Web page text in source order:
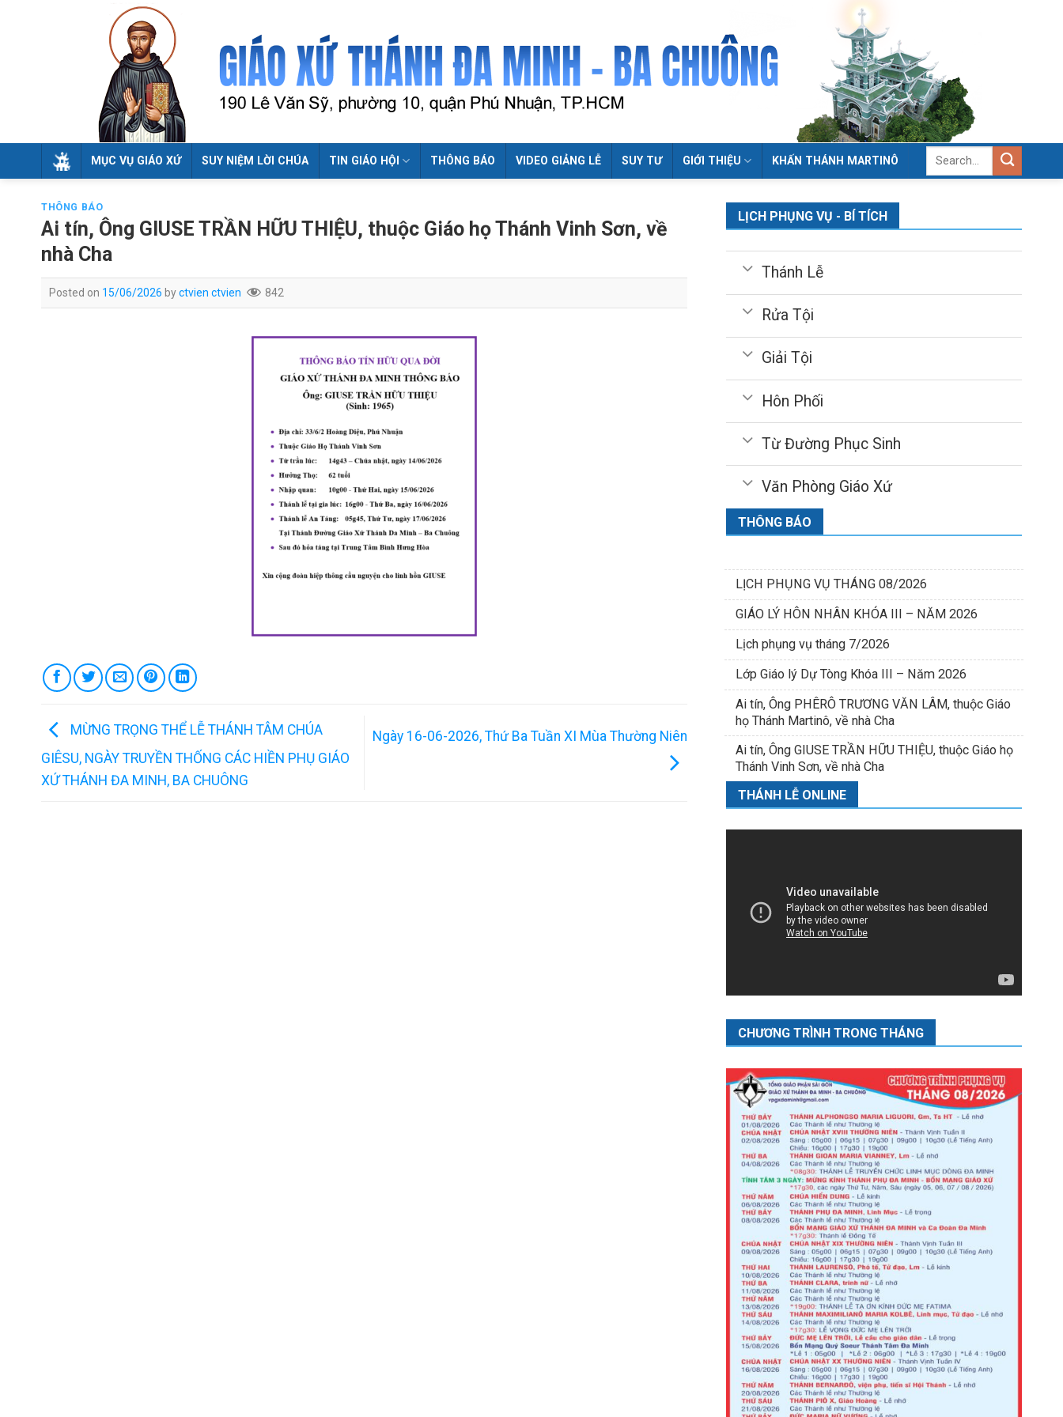
MỤC VỤ GIÁO XỨ SUY NIỆM LỜI CHÚA TIN GIÁO HỘI THÔNG BÁO VIDEO GIẢNG LỄ SUY TƯ GIỚI THIỆU KHẤN THÁNH MARTINÔ
THÔNG BÁO
Ai tín, Ông GIUSE TRẦN HỮU THIỆU, thuộc Giáo họ Thánh Vinh Sơn, về
nhà Cha
Posted on 15/06/2026 byctvien ctvien 842
MỪNG TRỌNG THỂ LỄ THÁNH TÂM CHÚA
GIÊSU, NGÀY TRUYỀN THỐNG CÁC HIỀN PHỤ GIÁO
XỨ THÁNH ĐA MINH, BA CHUÔNG
Ngày 16-06-2026, Thứ Ba Tuần XI Mùa Thường Niên
LỊCH PHỤNG VỤ - BÍ TÍCH
Thánh Lễ
Rửa Tội
Giải Tội
Hôn Phối
Từ Đường Phục Sinh
Văn Phòng Giáo Xứ
THÔNG BÁO
LỊCH PHỤNG VỤ THÁNG 08/2026
GIÁO LÝ HÔN NHÂN KHÓA III – NĂM 2026
Lịch phụng vụ tháng 7/2026
Lớp Giáo lý Dự Tòng Khóa III – Năm 2026
Ai tín, Ông PHÊRÔ TRƯƠNG VĂN LÂM, thuộc Giáo
họ Thánh Martinô, về nhà Cha
Ai tín, Ông GIUSE TRẦN HỮU THIỆU, thuộc Giáo họ
Thánh Vinh Sơn, về nhà Cha
THÁNH LỄ ONLINE
CHƯƠNG TRÌNH TRONG THÁNG